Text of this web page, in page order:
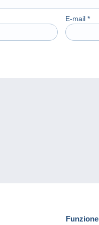
E-mail *
Funzione